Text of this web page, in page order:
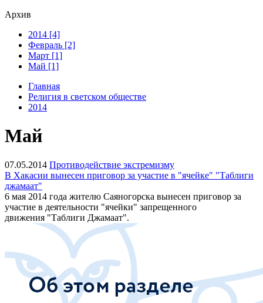
Архив
2014 [4]
Февраль [2]
Март [1]
Май [1]
Главная
Религия в светском обществе
2014
Май
07.05.2014 Противодействие экстремизму
В Хакасии вынесен приговор за участие в "ячейке" "Таблиги
джамаат"
6 мая 2014 года жителю Саяногорска вынесен приговор за
участие в деятельности "ячейки" запрещенного
движения "Таблиги Джамаат".